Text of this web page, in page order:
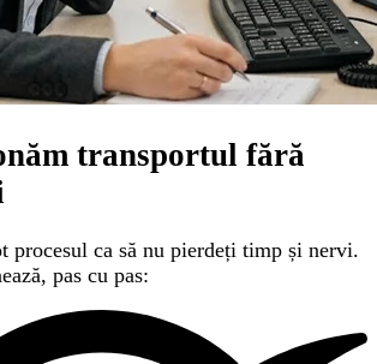
transportul fără
ca să nu pierdeți timp și nervi.
pas cu pas: